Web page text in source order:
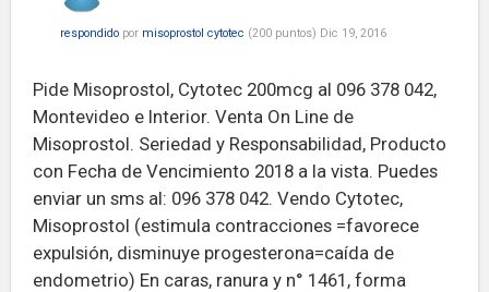
respondido por misoprostol cytotec (200 puntos) Dic 19, 2016
Pide Misoprostol, Cytotec 200mcg al 096 378 042,
Montevideo e Interior. Venta On Line de
Misoprostol. Seriedad y Responsabilidad, Producto
con Fecha de Vencimiento 2018 a la vista. Puedes
enviar un sms al: 096 378 042. Vendo Cytotec,
Misoprostol (estimula contracciones =favorece
expulsión, disminuye progesterona=caída de
endometrio) En caras, ranura y n° 1461, forma